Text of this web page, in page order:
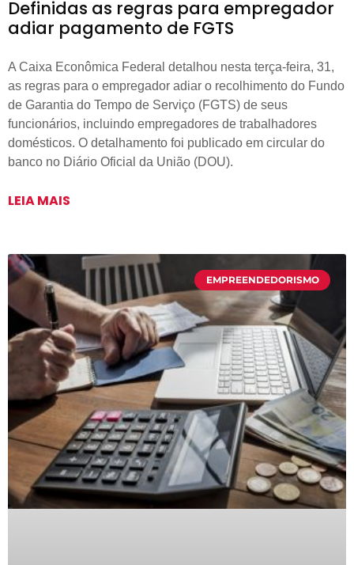
Definidas as regras para empregador
adiar pagamento de FGTS
A Caixa Econômica Federal detalhou nesta terça-feira, 31,
as regras para o empregador adiar o recolhimento do Fundo
de Garantia do Tempo de Serviço (FGTS) de seus
funcionários, incluindo empregadores de trabalhadores
domésticos. O detalhamento foi publicado em circular do
banco no Diário Oficial da União (DOU).
LEIA MAIS
EMPREENDEDORISMO